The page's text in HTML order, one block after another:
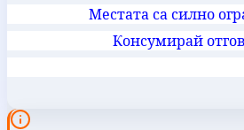
Местата са силно
Консумирай